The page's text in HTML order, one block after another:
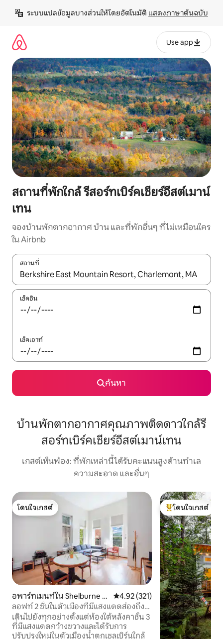
เนื้อหา
ระบบแปลข้อมูลบางส่วนให้โดยอัตโนมัติ แสดงภาษาต้นฉบับ
Use app
สถานที่พักใกล้ รีสอร์ทเบิร์คเชียร์อีสต์เมาน์
เทน
จองบ้านพักตากอากาศ บ้าน และที่พักอื่นๆ ที่ไม่เหมือนใคร
ใน Airbnb
สถานที่
ใช้ลูกศรขึ้นลง หรือใช้การสัมผัสหรือปัด เพื่อสำรวจผลการค้นหา
เช็คอิน
เช็คเอาท์
ค้นหา
บ้านพักตากอากาศคุณภาพติดดาวใกล้รี
สอร์ทเบิร์คเชียร์อีสต์เมาน์เทน
เกสต์เห็นพ้อง: ที่พักเหล่านี้ได้รับคะแนนสูงด้านทำเล
ความสะอาด และอื่นๆ
โดนใจเกสต์
โดนใจเกสต์
อพาร์ทเมนท์ใน Shelburne Fa
lls
คะแนนเฉลี่ย 4.92 จาก 5, 321 รีวิว
4.92 (321)
ลอฟท์ 2 ชั้นในตัวเมืองที่มีแสงแดดส่องถึง
วิวสวยงาม
เดินไปยังทุกอย่างตั้งแต่ห้องใต้หลังคาชั้น 3
ที่มีแสงแดดกว้างขวางและได้รับการ
ปรับปรุงใหม่ในตัวเมืองน้ำตกเชลเบิร์นใกล้
โดนใจเกสต์ที่สุด
โดนใจเกสต์